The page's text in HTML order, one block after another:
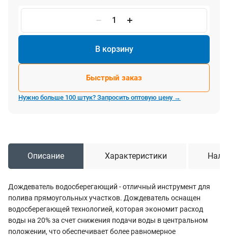
В корзину
Быстрый заказ
Нужно больше 100 штук? Запросить оптовую цену →
Описание Характеристики
Дождеватель водосберегающий - отличный инструмент для
полива прямоугольных участков. Дождеватель оснащен
водосберегающей технологией, которая экономит расход
воды на 20% за счет снижения подачи воды в центральном
положении, что обеспечивает более равномерное